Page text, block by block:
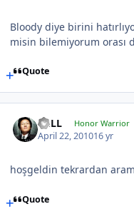
Bloody diye birini
misin bilemiyorum orası
Quote
BuLL Honor Warrior
April 22, 201016 yr
hoşgeldin tekrardan
Quote